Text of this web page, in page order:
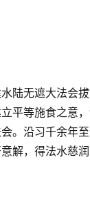
陆无遮大法会
平等施食之意
。沿习千余年
解，得法水慈